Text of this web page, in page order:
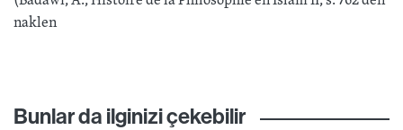
naklen
Bunlar da ilginizi çekebilir